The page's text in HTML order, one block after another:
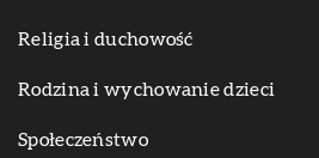
Religia i duchowość
Rodzina i wychowanie dzieci
Społeczeństwo